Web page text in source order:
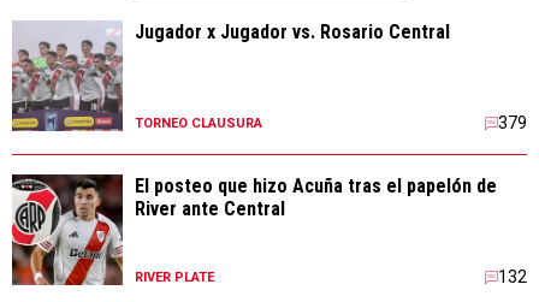
Jugador x Jugador vs. Rosario Central
TORNEO CLAUSURA 379
El posteo que hizo Acuña tras el papelón de
River ante Central
RIVER PLATE 132